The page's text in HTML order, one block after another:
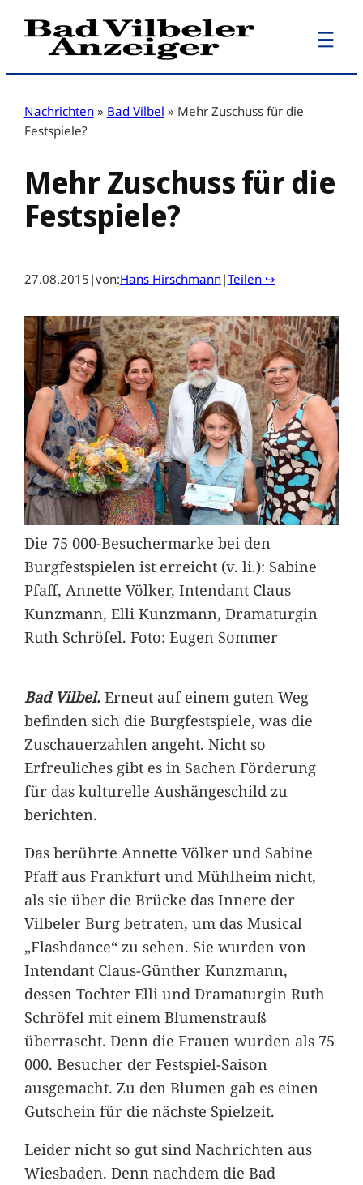
Zum
Inhalt
Nachrichten » Bad Vilbel » Mehr Zuschuss für die
Festspiele?
Mehr Zuschuss für die
Festspiele?
27.08.2015 |von:Hans Hirschmann|Teilen ↪
Die 75 000-Besuchermarke bei den
Burgfestspielen ist erreicht (v. li.): Sabine
Pfaff, Annette Völker, Intendant Claus
Kunzmann, Elli Kunzmann, Dramaturgin
Ruth Schröfel. Foto: Eugen Sommer
Bad Vilbel. Erneut auf einem guten Weg
befinden sich die Burgfestspiele, was die
Zuschauerzahlen angeht. Nicht so
Erfreuliches gibt es in Sachen Förderung
für das kulturelle Aushängeschild zu
berichten.
Das berührte Annette Völker und Sabine
Pfaff aus Frankfurt und Mühlheim nicht,
als sie über die Brücke das Innere der
Vilbeler Burg betraten, um das Musical
„Flashdance“ zu sehen. Sie wurden von
Intendant Claus-Günther Kunzmann,
dessen Tochter Elli und Dramaturgin Ruth
Schröfel mit einem Blumenstrauß
überrascht. Denn die Frauen wurden als 75
000. Besucher der Festspiel-Saison
ausgemacht. Zu den Blumen gab es einen
Gutschein für die nächste Spielzeit.
Leider nicht so gut sind Nachrichten aus
Wiesbaden. Denn nachdem die Bad